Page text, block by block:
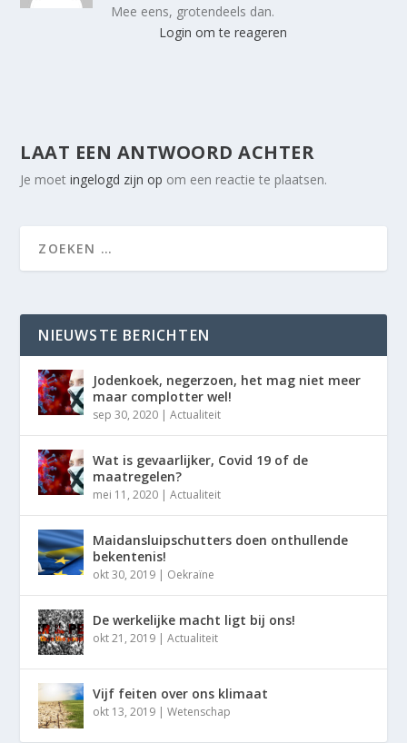
Mee eens, grotendeels dan.
Login om te reageren
LAAT EEN ANTWOORD ACHTER
Je moetingelogd zijn op om een reactie te plaatsen.
NIEUWSTE BERICHTEN
Jodenkoek, negerzoen, het mag niet meer
maar complotter wel!
sep 30, 2020 |Actualiteit
Wat is gevaarlijker, Covid 19 of de
maatregelen?
mei 11, 2020 |Actualiteit
Maidansluipschutters doen onthullende
bekentenis!
okt 30, 2019 | Oekraïne
De werkelijke macht ligt bij ons!
okt 21, 2019 |Actualiteit
Vijf feiten over ons klimaat
okt 13, 2019 |Wetenschap